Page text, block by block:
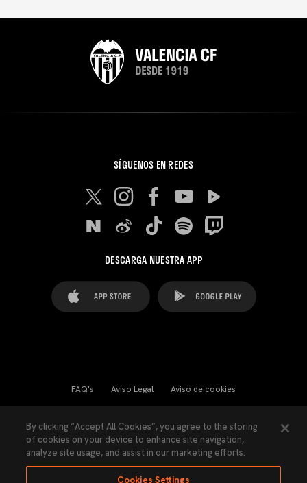
SÍGUENOS EN REDES
DESCARGA NUESTRA APP
FAQ's Aviso Legal Aviso de cookies
Ley Transparencia Política de Privacidad
Accesibilidad
By clicking “Accept All Cookies”, you agree to the storing
of cookies on your device to enhance site navigation,
analyze site usage, and assist in our marketing efforts.
Cookies Settings